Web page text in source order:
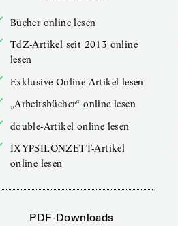
Bücher online lesen
TdZ-Artikel seit 2013 online
lesen
Exklusive Online-Artikel lesen
„Arbeitsbücher“ online lesen
double-Artikel online lesen
IXYPSILONZETT-Artikel
online lesen
PDF-Downloads